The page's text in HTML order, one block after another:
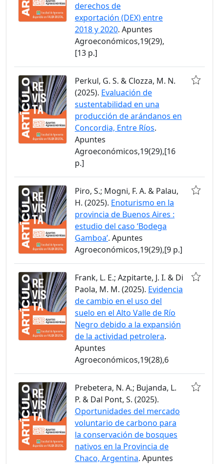
derechos de
exportación (DEX) entre
2018 y 2020. Apuntes
Agroeconómicos,19(29),
[13 p.]
Perkul, G. S. & Clozza, M. N.
(2025). Evaluación de
sustentabilidad en una
producción de arándanos en
Concordia, Entre Ríos.
Apuntes
Agroeconómicos,19(29),[16
p.]
Piro, S.; Mogni, F. A. & Palau,
H. (2025). Enoturismo en la
provincia de Buenos Aires :
estudio del caso ‘Bodega
Gamboa’. Apuntes
Agroeconómicos,19(29),[9 p.]
Frank, L. E.; Azpitarte, J. I. & Di
Paola, M. M. (2025). Evidencia
de cambio en el uso del
suelo en el Alto Valle de Río
Negro debido a la expansión
de la actividad petrolera.
Apuntes
Agroeconómicos,19(28),6
Prebetera, N. A.; Bujanda, L.
P. & Dal Pont, S. (2025).
Oportunidades del mercado
voluntario de carbono para
la conservación de bosques
nativos en la Provincia de
Chaco, Argentina. Apuntes